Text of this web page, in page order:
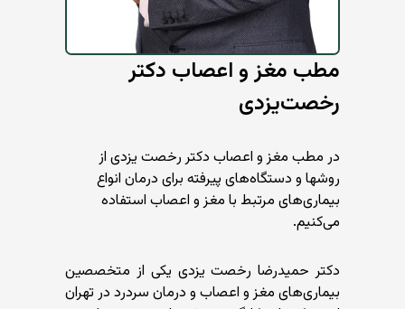
مطب مغز و اعصاب دکتر
رخصت‌یزدی
در مطب مغز و اعصاب دکتر رخصت یزدی از
روشها و دستگاه‌های پیرفته برای درمان انواع
بیماری‌های مرتبط با مغز و اعصاب استفاده
می‌کنیم.
دکتر حمیدرضا رخصت یزدی یکی از متخصصین
بیماری‌های مغز و اعصاب و درمان سردرد در تهران